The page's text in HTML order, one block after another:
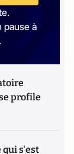
pause à
profile
qui s'est